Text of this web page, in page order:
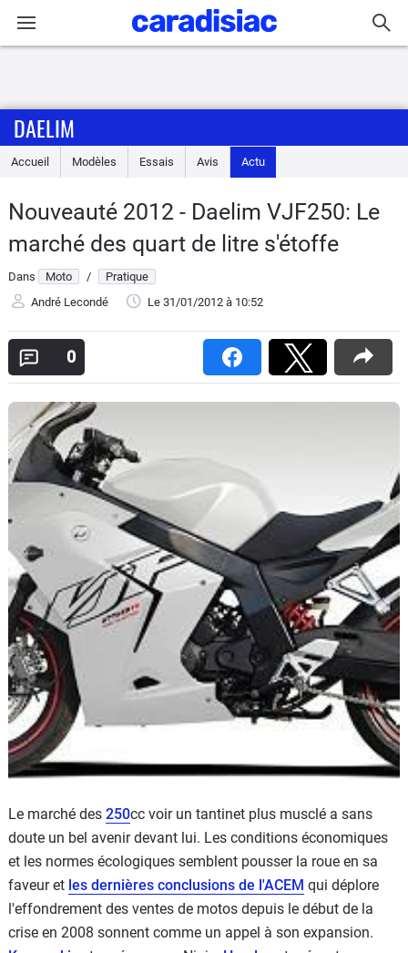
Accueil
Essais
Equipement
Forum
Scooters
&
125
Marques
Services
Auto
DAELIM
Accueil Modèles Essais Avis Actu
Nouveauté 2012 - Daelim VJF250: Le
marché des quart de litre s'étoffe
Dans Moto /
Pratique
André Lecondé
Le 31/01/2012 à 10:52
0
Le marché des 250cc voir un tantinet plus musclé a sans
doute un bel avenir devant lui. Les conditions économiques
et les normes écologiques semblent pousser la roue en sa
faveur et les dernières conclusions de l'ACEM qui déplore
l'effondrement des ventes de motos depuis le début de la
crise en 2008 sonnent comme un appel à son expansion.